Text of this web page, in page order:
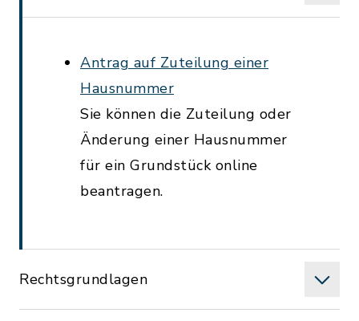
Antrag auf Zuteilung einer
Hausnummer
Sie können die Zuteilung oder
Änderung einer Hausnummer
für ein Grundstück online
beantragen.
Rechtsgrundlagen